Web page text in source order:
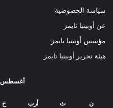
سياسة الخصوصية
عن أوبينيا تايمز
مؤسس أوبينيا تايمز
هيئة تحرير أوبينيا تايمز
أغسطس 2026
ن ث أرب خ